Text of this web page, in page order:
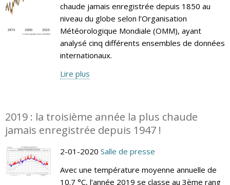
chaude jamais enregistrée depuis 1850 au
niveau du globe selon l’Organisation
Météorologique Mondiale (OMM), ayant
analysé cinq différents ensembles de données
internationaux.
Lire plus
2019 : la troisième année la plus chaude
jamais enregistrée depuis 1947 !
2-01-2020 Salle de presse
Avec une température moyenne annuelle de
10.7 °C, l’année 2019 se classe au 3ème rang